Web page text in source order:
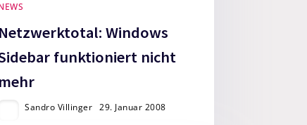
Netzwerktotal: Windows
funktioniert nicht
mehr
Sandro Villinger 29. Januar 2008